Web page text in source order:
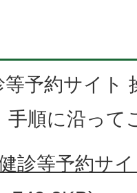
等予約サイ
手順に沿って
診等予約サ